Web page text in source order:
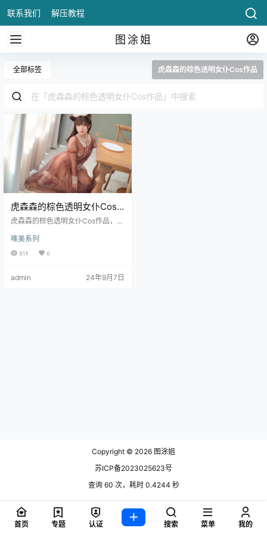
联系我们 解压教程
图涂姐
全部标签 虎森森的棕色透明女仆Cos作品
虎森森的棕色透明女仆Cos
作品
虎森森的棕色透明女仆Cos作品，以
地将女仆这一经典角色演绎得充满
新意与独.
唯美系列
819 0
admin 24年9月7日
Copyright © 2026 图涂姐
苏ICP备2023025623号
查询 60 次，耗时 0.4244 秒
首页 专题 认证 搜索 菜单 我的